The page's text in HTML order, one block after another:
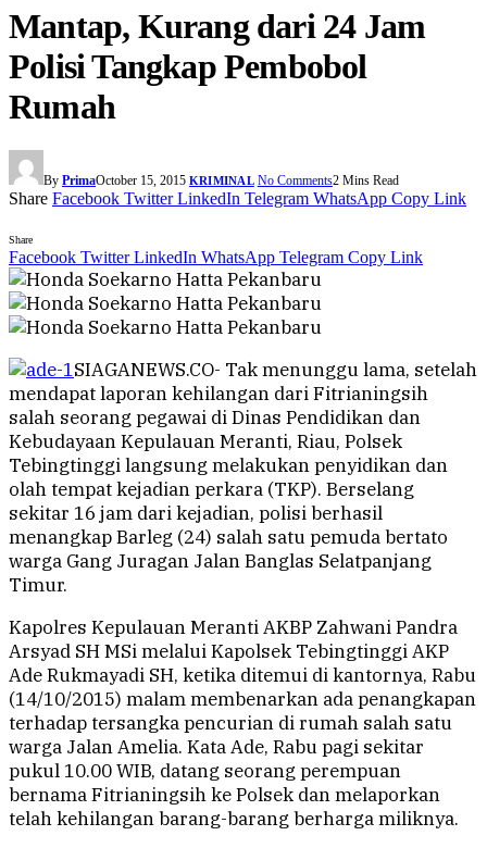
Mantap, Kurang dari 24 Jam
Polisi Tangkap Pembobol
Rumah
By PrimaOctober 15, 2015 KRIMINAL No Comments2 Mins Read
Share Facebook Twitter LinkedIn Telegram WhatsApp Copy Link
Share
Facebook Twitter LinkedIn WhatsApp Telegram Copy Link
SIAGANEWS.CO- Tak menunggu lama, setelah
mendapat laporan kehilangan dari Fitrianingsih
salah seorang pegawai di Dinas Pendidikan dan
Kebudayaan Kepulauan Meranti, Riau, Polsek
Tebingtinggi langsung melakukan penyidikan dan
olah tempat kejadian perkara (TKP). Berselang
sekitar 16 jam dari kejadian, polisi berhasil
menangkap Barleg (24) salah satu pemuda bertato
warga Gang Juragan Jalan Banglas Selatpanjang
Timur.
Kapolres Kepulauan Meranti AKBP Zahwani Pandra
Arsyad SH MSi melalui Kapolsek Tebingtinggi AKP
Ade Rukmayadi SH, ketika ditemui di kantornya, Rabu
(14/10/2015) malam membenarkan ada penangkapan
terhadap tersangka pencurian di rumah salah satu
warga Jalan Amelia. Kata Ade, Rabu pagi sekitar
pukul 10.00 WIB, datang seorang perempuan
bernama Fitrianingsih ke Polsek dan melaporkan
telah kehilangan barang-barang berharga miliknya.